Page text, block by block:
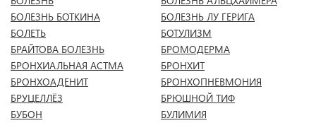
БОЛЕЗНЬ БОТКИНА
БОЛЕЗНЬ ЛУ ГЕРИГА
БОЛЕТЬ
БОТУЛИЗМ
БРАЙТОВА БОЛЕЗНЬ
БРОМОДЕРМА
БРОНХИАЛЬНАЯ АСТМА
БРОНХИТ
БРОНХОАДЕНИТ
БРОНХОПНЕВМОНИЯ
БРУЦЕЛЛЁЗ
БРЮШНОЙ ТИФ
БУБОН
БУЛИМИЯ